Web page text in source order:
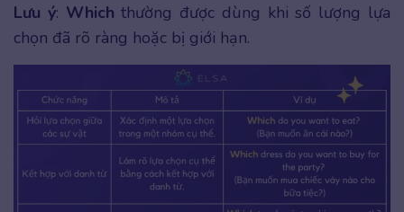
Lưu ý: Which thường được dùng khi số lượng lựa
chọn đã rõ ràng hoặc bị giới hạn.